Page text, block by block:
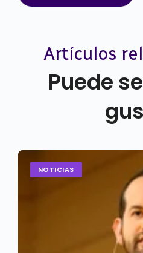
Artículos
Puede
NOTICIAS